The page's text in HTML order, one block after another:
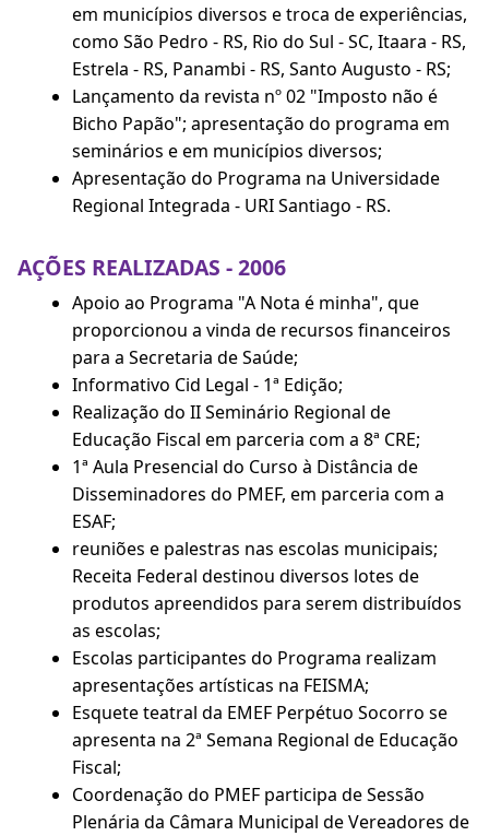
em municípios diversos e troca de experiências,
como São Pedro - RS, Rio do Sul - SC, Itaara - RS,
Estrela - RS, Panambi - RS, Santo Augusto - RS;
Lançamento da revista nº 02 "Imposto não é
Bicho Papão"; apresentação do programa em
seminários e em municípios diversos;
Apresentação do Programa na Universidade
Regional Integrada - URI Santiago - RS.
AÇÕES REALIZADAS - 2006
Apoio ao Programa "A Nota é minha", que
proporcionou a vinda de recursos financeiros
para a Secretaria de Saúde;
Informativo Cid Legal - 1ª Edição;
Realização do II Seminário Regional de
Educação Fiscal em parceria com a 8ª CRE;
1ª Aula Presencial do Curso à Distância de
Disseminadores do PMEF, em parceria com a
ESAF;
reuniões e palestras nas escolas municipais;
Receita Federal destinou diversos lotes de
produtos apreendidos para serem distribuídos
as escolas;
Escolas participantes do Programa realizam
apresentações artísticas na FEISMA;
Esquete teatral da EMEF Perpétuo Socorro se
apresenta na 2ª Semana Regional de Educação
Fiscal;
Coordenação do PMEF participa de Sessão
Plenária da Câmara Municipal de Vereadores de